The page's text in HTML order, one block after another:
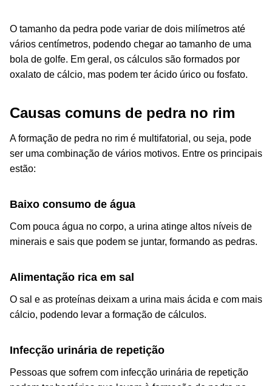
O tamanho da pedra pode variar de dois milímetros até
vários centímetros, podendo chegar ao tamanho de uma
bola de golfe. Em geral, os cálculos são formados por
oxalato de cálcio, mas podem ter ácido úrico ou fosfato.
Causas comuns de pedra no rim
A formação de pedra no rim é multifatorial, ou seja, pode
ser uma combinação de vários motivos. Entre os principais
estão:
Baixo consumo de água
Com pouca água no corpo, a urina atinge altos níveis de
minerais e sais que podem se juntar, formando as pedras.
Alimentação rica em sal
O sal e as proteínas deixam a urina mais ácida e com mais
cálcio, podendo levar a formação de cálculos.
Infecção urinária de repetição
Pessoas que sofrem com infecção urinária de repetição